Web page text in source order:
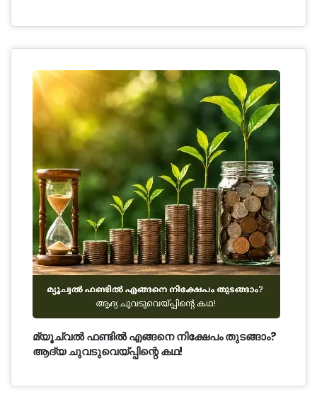
മ്യൂച്വൽ ഫണ്ടിൽ എങ്ങനെ നിക്ഷേപം തുടങ്ങാം?
ആദ്യ ചുവടുവെയ്പ്പിന്റെ കഥ!